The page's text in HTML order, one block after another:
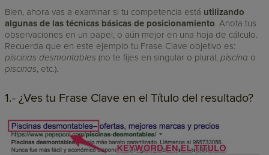
Bien, ahora vas a examinar si tu competencia está utilizando
algunas de las técnicas básicas de posicionamiento. Anota tus
observaciones en un papel, o aún mejor en una hoja de cálculo.
Recuerda que en este ejemplo tu Frase Clave objetivo es:
piscinas desmontables (no te fijes en singular o plural,piscina o
piscinas, etc.).
1.- ¿Ves tu Frase Clave en el Título del resultado?